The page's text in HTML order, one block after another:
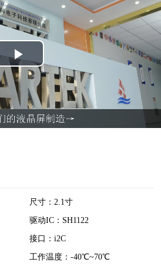
P
l
a
尺寸：2.1寸
驱动IC：SH1122
接口：i2C
工作温度：-40℃~70℃